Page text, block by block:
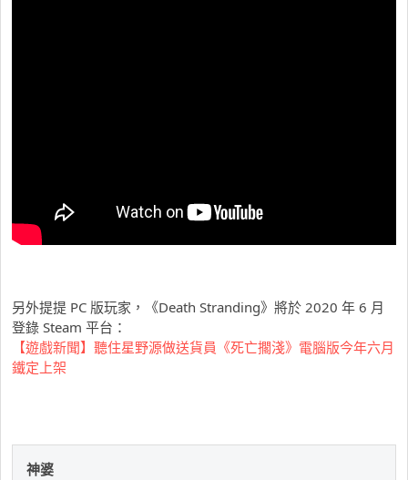
另外提提 PC 版玩家，《Death Stranding》將於 2020 年 6 月
登錄 Steam 平台：
【遊戲新聞】聽住星野源做送貨員《死亡擱淺》電腦版今年六月
鐵定上架
神婆